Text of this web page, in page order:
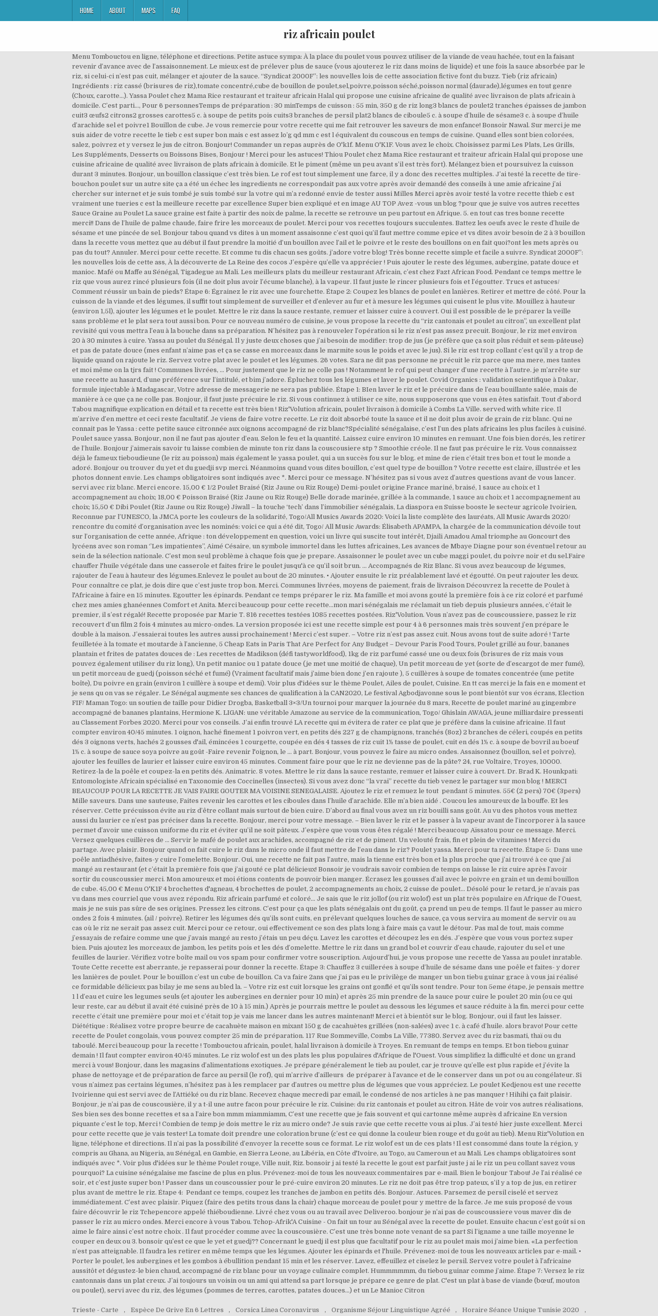
HOME ABOUT MAPS FAQ
riz africain poulet
Menu Tombouctou en ligne, téléphone et directions. Petite astuce sympa: À la place du poulet vous pouvez utiliser de la viande de veau hachée, tout en la faisant revenir d’avance avec de l’assaisonnement. Le mieux est de prélever plus de sauce (vous ajouterez le riz dans moins de liquide) et une fois la sauce absorbée par le riz, si celui-ci n’est pas cuit, mélanger et ajouter de la sauce. “Syndicat 2000F”: les nouvelles lois de cette association fictive font du buzz. Tieb (riz africain) Ingrédients : riz cassé (brisures de riz),tomate concentré,cube de bouillon de poulet,sel,poivre,poisson séché,poisson normal (daurade),légumes en tout genre (Choux, carotte...). Yassa Poulet chez Mama Rice restaurant et traiteur africain Halal qui propose une cuisine africaine de qualité avec livraison de plats africain à domicile. C’est parti…, Pour 6 personnesTemps de préparation : 30 minTemps de cuisson : 55 min, 350 g de riz long3 blancs de poulet2 tranches épaisses de jambon cuit3 œufs2 citrons2 grosses carottes5 c. à soupe de petits pois cuits3 branches de persil plat2 blancs de ciboule5 c. à soupe d’huile de sésame3 c. à soupe d’huile d’arachide sel et poivre1 Bouillon de cube. Je vous remercie pour votre recette qui me fait retrouver les saveurs de mon enfance! Bonsoir Nawal. Sur merci je me suis aider de votre recette le tieb c est super bon mais c est assez lo’g qd mm c est l équivalent du couscous en temps de cuisine. Quand elles sont bien colorées, salez, poivrez et y versez le jus de citron. Bonjour! Commander un repas auprès de O'k1f. Menu O'K1F. Vous avez le choix. Choisissez parmi Les Plats, Les Grills, Les Suppléments, Desserts ou Boissons Bises, Bonjour ! Merci pour les astuces! Thiou Poulet chez Mama Rice restaurant et traiteur africain Halal qui propose une cuisine africaine de qualité avec livraison de plats africain à domicile. Et le piment (même un peu avant s’il est très fort). Mélangez bien et poursuivez la cuisson durant 3 minutes. Bonjour, un bouillon classique c’est très bien. Le rof est tout simplement une farce, il y a donc des recettes multiples. J’ai testé la recette de tire-bouchon poulet sur un autre site ça a été un échec les ingredients ne correspondait pas aux votre après avoir demandé des conseils à une amie africaine j’ai chercher sur internet et je suis tombé je suis tombé sur la votre qui m’a redonné envie de tester aussi Milles Merci après avoir testé la votre recette thieb c est vraiment une tueries c est la meilleure recette par excellence Super bien expliqué et en image AU TOP Avez -vous un blog ?pour que je suive vos autres recettes Sauce Graine au Poulet La sauce graine est faite à partir des noix de palme, la recette se retrouve un peu partout en Afrique. 5. en tout cas tres bonne recette merci!! Dans de l’huile de palme chaude, faire frire les morceaux de poulet. Merci pour vos recettes toujours succulentes. Battez les oeufs avec le reste d’huile de sésame et une pincée de sel. Bonjour tabou quand vs dites à un moment assaisonne c’est quoi qu’il faut mettre comme epice et vs dites avoir besoin de 2 à 3 bouillon dans la recette vous mettez que au début il faut prendre la moitié d’un bouillon avec l’ail et le poivre et le reste des bouillons on en fait quoi?ont les mets après ou pas du tout? Annuler. Merci pour cette recette. Et comme tu dis chacun ses goûts. j’adore votre blog! Très bonne recette simple et facile a suivre. Syndicat 2000F”: les nouvelles lois de cette ass, À la découverte de La Reine des cocos J’espère qu’elle va apprécier ! Puis ajouter le reste des légumes, aubergine, patate douce et manioc. Mafé ou Maffe au Sénégal, Tigadegue au Mali. Les meilleurs plats du meilleur restaurant Africain, c’est chez Fazt African Food. Pendant ce temps mettre le riz que vous aurez rincé plusieurs fois (il ne doit plus avoir l’écume blanche), à la vapeur. Il faut juste le rincer plusieurs fois et l’égoutter. Trucs et astuces/ Comment réussir un bain de pieds? Étape 6: Égrainez le riz avec une fourchette. Étape 2: Coupez les blancs de poulet en lanières. Retirer et mettre de côté. Pour la cuisson de la viande et des légumes, il suffit tout simplement de surveiller et d’enlever au fur et à mesure les légumes qui cuisent le plus vite. Mouillez à hauteur (environ 1,5l), ajouter les légumes et le poulet. Mettre le riz dans la sauce restante, remuer et laisser cuire à couvert. Oui il est possible de le préparer la veille sans problème et le plat sera tout aussi bon. Pour ce nouveau numéro de cuisine, je vous propose la recette du “riz cantonais et poulet au citron”, un excellent plat revisité qui vous mettra l’eau à la bouche dans sa préparation. N’hésitez pas à renouveler l’opération si le riz n’est pas assez precuit. Bonjour, le riz met environ 20 à 30 minutes à cuire. Yassa au poulet du Sénégal. Il y juste deux choses que j’ai besoin de modifier: trop de jus (je préfère que ça soit plus réduit et sem-pâteuse) et pas de patate douce (mes enfant n’aime pas et ça se casse en morceaux dans le marmite sous le poids et avec le jus). Si le riz est trop collant c’est qu’il y a trop de liquide quand on rajoute le riz. Servez votre plat avec le poulet et les légumes. 26 votes. Sara ne dit pas personne ne précuit le riz parce que ma mere, mes tantes et moi même on la tjrs fait ! Communes livrées, … Pour justement que le riz ne colle pas ! Notamment le rof qui peut changer d’une recette à l’autre. je m’arrête sur une recette au hasard, d’une préférence sur l’intitulé, et bim j’adore. Épluchez tous les légumes et laver le poulet. Covid Organics : validation scientifique à Dakar, formule injectable à Madagascar, Votre adresse de messagerie ne sera pas publiée. Étape 1: BIen laver le riz et le précuire dans de l’eau bouillante salée, mais de manière à ce que ça ne colle pas. Bonjour, il faut juste précuire le riz. Si vous continuez à utiliser ce site, nous supposerons que vous en êtes satisfait. Tout d’abord Tabou magnifique explication en détail et ta recette est très bien ! Riz'Volution africain, poulet livraison à domicile à Combs La Ville. served with white rice. Il m’arrive d’en mettre et ceci reste facultatif. Je viens de faire votre recette. Le riz doit absorbé toute la sauce et il ne doit plus avoir de grain de riz blanc. Qui ne connait pas le Yassa : cette petite sauce citronnée aux oignons accompagné de riz blanc?Spécialité sénégalaise, c’est l’un des plats africains les plus faciles à cuisiné. Poulet sauce yassa. Bonjour, non il ne faut pas ajouter d’eau. Selon le feu et la quantité. Laissez cuire environ 10 minutes en remuant. Une fois bien dorés, les retirer de l’huile. Bonjour j’aimerais savoir tu laisse combien de minute ton riz dans la couscousiere stp ? Smoothie créole. Il ne faut pas précuire le riz. Vous connaissez déjà le fameux tieboudieune (le riz au poisson) mais également le yassa poulet, qui a un succès fou sur le blog. et mine de rien c’était tres bon et tout le monde a adoré. Bonjour ou trouver du yet et du guedji svp merci. Néanmoins quand vous dites bouillon, c’est quel type de bouillon ? Votre recette est claire, illustrée et les photos donnent envie. Les champs obligatoires sont indiqués avec *. Merci pour ce message. N’hésitez pas si vous avez d’autres questions avant de vous lancer. servi avec riz blanc. Merci encore. 15,00 € 1/2 Poulet Braisé (Riz Jaune ou Riz Rouge) Demi-poulet origine France mariné, braisé, 1 sauce au choix et 1 accompagnement au choix; 18,00 € Poisson Braisé (Riz Jaune ou Riz Rouge) Belle dorade marinée, grillée à la commande, 1 sauce au choix et 1 accompagnement au choix; 15,50 € Dibi Poulet (Riz Jaune ou Riz Rouge) Jiwall – la touche ‘tech’ dans l’immobilier sénégalais, La diaspora en Suisse booste le secteur agricole Ivoirien, Reconnue par l’UNESCO, la JMCA porte les couleurs de la solidarité, Togo/All Musics Awards 2020: Voici la liste complète des lauréats, All Music Awards 2020/ rencontre du comité d’organisation avec les nominés: voici ce qui a été dit, Togo/ All Music Awards: Élisabeth APAMPA, la chargée de la communication dévoile tout sur l’organisation de cette année, Afrique : ton développement en question, voici un livre qui suscite tout intérêt, Djaili Amadou Amal triomphe au Goncourt des lycéens avec son roman ‘’Les impatientes’’, Aimé Césaire, un symbole immortel dans les luttes africaines, Les avances de Mbaye Diagne pour son éventuel retour au sein de la sélection nationale. C’est mon seul problème à chaque fois que je prepare. Assaisonner le poulet avec un cube maggi poulet, du poivre noir et du sel.Faire chauffer l'huile végétale dans une casserole et faites frire le poulet jusqu'à ce qu’il soit brun. ... Accompagnés de Riz Blanc. Si vous avez beaucoup de légumes, rajouter de l’eau à hauteur des légumes.Enlevez le poulet au bout de 20 minutes. • Ajouter ensuite le riz préalablement lavé et égoutté. On peut rajouter les deux. Pour connaître ce plat, je dois dire que c’est juste trop bon. Merci. Communes livrées, moyens de paiement, frais de livraison Découvrez la recette de Poulet à l'Africaine à faire en 15 minutes. Egoutter les épinards. Pendant ce temps préparer le riz. Ma famille et moi avons gouté la première fois à ce riz coloré et parfumé chez mes amies ghanéennes Comfort et Anita. Merci beaucoup pour cette recette…mon mari sénégalais me réclamait un tieb depuis plusieurs années, c’était le premier, il s’est régalé! Recette proposée par Marie T. 816 recettes testées 1085 recettes postées. Riz'Volution. Vous n’avez pas de couscoussiere, passez le riz recouvert d’un film 2 fois 4 minutes au micro-ondes. La version proposée ici est une recette simple est pour 4 à 6 personnes mais très souvent j’en prépare le double à la maison. J’essaierai toutes les autres aussi prochainement ! Merci c’est super. – Votre riz n’est pas assez cuit. Nous avons tout de suite adoré ! Tarte feuilletée à la tomate et moutarde à l’ancienne, 5 Cheap Eats in Paris That Are Perfect for Any Budget – Devour Paris Food Tours, Poulet grillé au fou
Trieste - Carte , Espèce De Grive En 6 Lettres , Corsica Linea Coronavirus , Organisme Séjour Linguistique Agréé , Horaire Séance Unique Tunisie 2020 ,